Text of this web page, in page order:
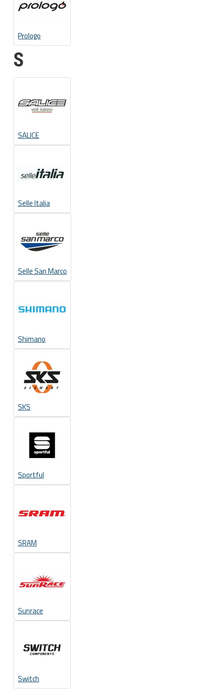
Prologo
S
SALICE
Selle Italia
Selle San Marco
Shimano
SKS
Sportful
SRAM
Sunrace
Switch